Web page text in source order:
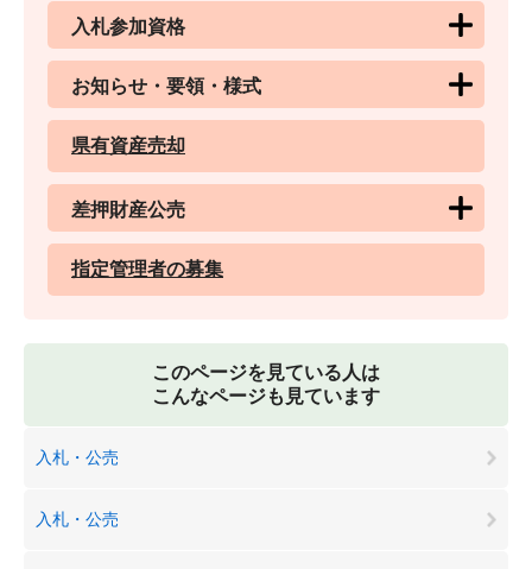
入札参加資格
お知らせ・要領・様式
県有資産売却
差押財産公売
指定管理者の募集
このページを見ている人は
こんなページも見ています
入札・公売
入札・公売